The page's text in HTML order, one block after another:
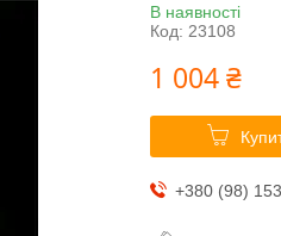
В наявності
Код: 23108
1 004 ₴
+380 (98)